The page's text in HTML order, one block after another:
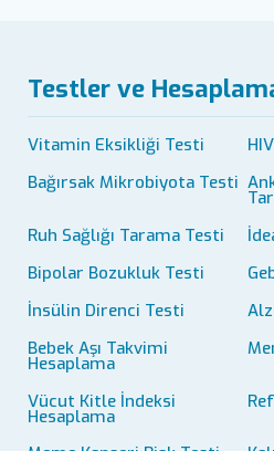
Testler ve
Vitamin Eksikliği Testi
Bağırsak Mikrobiyota Testi
Ruh Sağlığı Tarama Testi
Bipolar Bozukluk Testi
İnsülin Direnci Testi
Bebek Aşı Takvimi
Hesaplama
Vücut Kitle İndeksi
Hesaplama